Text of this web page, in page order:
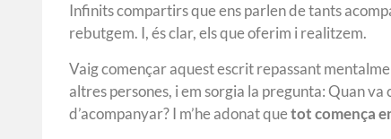
Infinits compartirs que ens parlen de tants
rebutgem. I, és clar, els que oferim i realitzem.
Vaig començar aquest escrit repassant
altres persones, i em sorgia la pregunta: Quan
d’acompanyar? I m’he adonat quetot comença